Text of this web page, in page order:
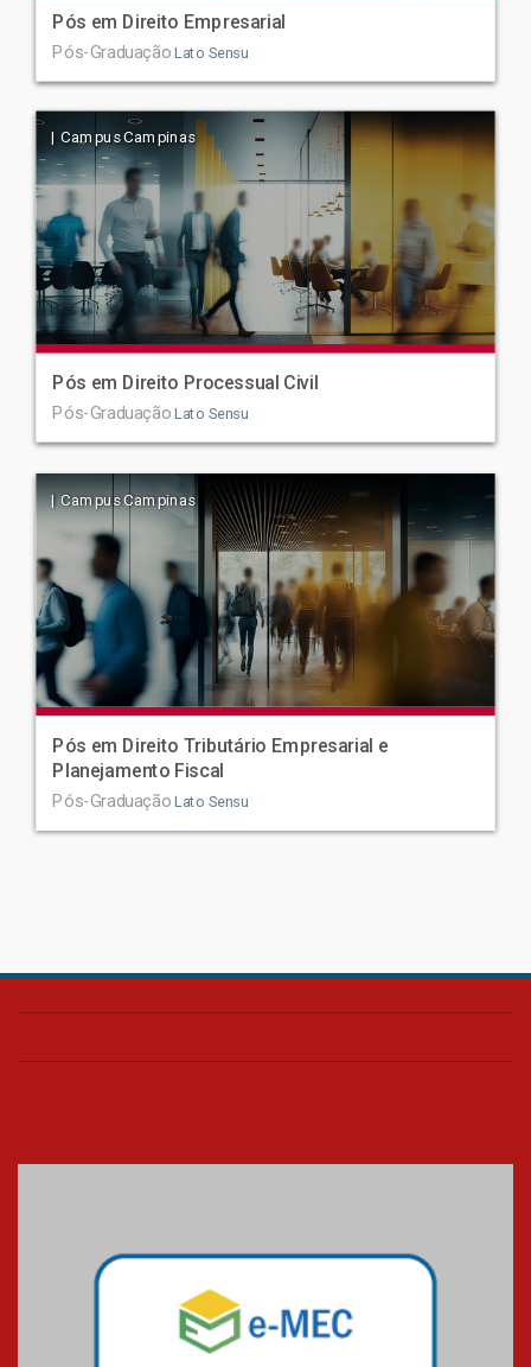
Pós em Direito Empresarial
Pós-Graduação Lato Sensu
| Campus Campinas
Pós em Direito Processual Civil
Pós-Graduação Lato Sensu
| Campus Campinas
Pós em Direito Tributário Empresarial e
Planejamento Fiscal
Pós-Graduação Lato Sensu